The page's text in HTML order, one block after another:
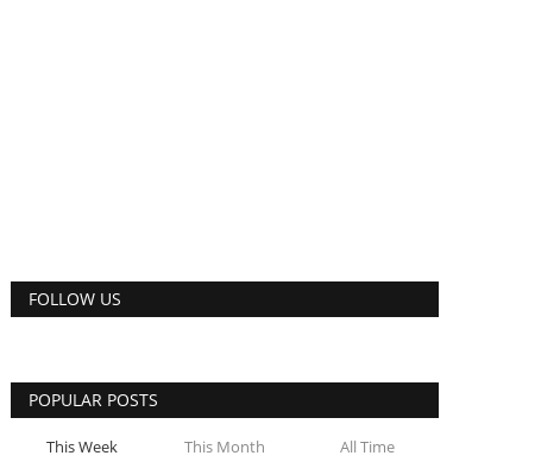
FOLLOW US
POPULAR POSTS
This Week This Month All Time